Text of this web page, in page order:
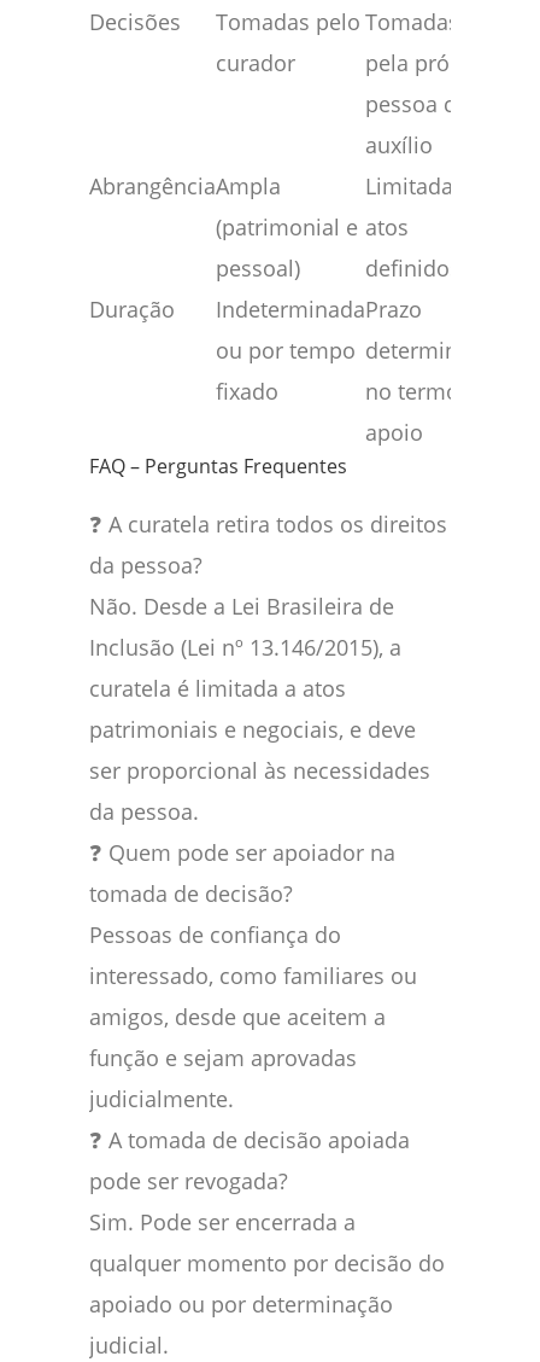
Decisões
Tomadas pelo
curador
Tomadas
pela própria
pessoa com
auxílio
AbrangênciaAmpla
(patrimonial e
pessoal)
Limitada a
atos
definidos
Duração
Indeterminada
ou por tempo
fixado
Prazo
determinado
no termo de
apoio
FAQ – Perguntas Frequentes
❓ A curatela retira todos os direitos
da pessoa?
Não. Desde a Lei Brasileira de
Inclusão (Lei nº 13.146/2015), a
curatela é limitada a atos
patrimoniais e negociais, e deve
ser proporcional às necessidades
da pessoa.
❓ Quem pode ser apoiador na
tomada de decisão?
Pessoas de confiança do
interessado, como familiares ou
amigos, desde que aceitem a
função e sejam aprovadas
judicialmente.
❓ A tomada de decisão apoiada
pode ser revogada?
Sim. Pode ser encerrada a
qualquer momento por decisão do
apoiado ou por determinação
judicial.